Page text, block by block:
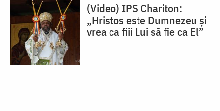
(Video) IPS Chariton:
„Hristos este Dumnezeu și
vrea ca fiii Lui să fie ca El”